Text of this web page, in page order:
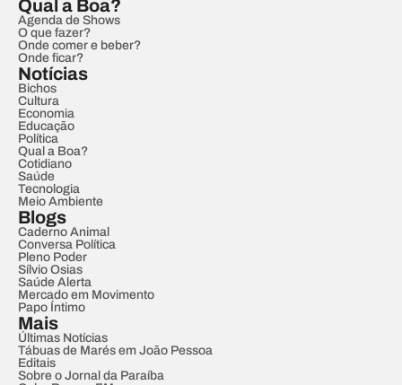
Qual a Boa?
Agenda de Shows
O que fazer?
Onde comer e beber?
Onde ficar?
Notícias
Bichos
Cultura
Economia
Educação
Política
Qual a Boa?
Cotidiano
Saúde
Tecnologia
Meio Ambiente
Blogs
Caderno Animal
Conversa Política
Pleno Poder
Sílvio Osias
Saúde Alerta
Mercado em Movimento
Papo Íntimo
Mais
Últimas Notícias
Tábuas de Marés em João Pessoa
Editais
Sobre o Jornal da Paraíba